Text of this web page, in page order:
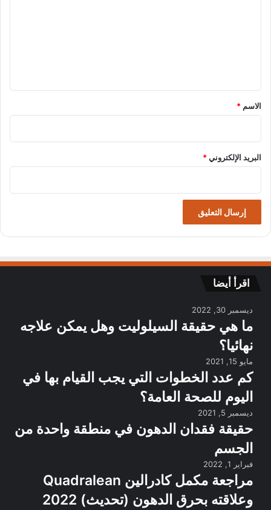
*
الاسم *
البريد الإلكتروني*
اقرأ أيضا
ديسمبر 30, 2022
ما هي حقيقة السيلوليت وهل يمكن علاجه
نهائيا؟
مايو 15, 2021
كم عدد الخطوات التي يجب القيام بها في
اليوم للصحة العامة؟
ديسمبر 5, 2021
حقيقة فقدان الدهون في منطقة واحدة من
الجسم
فبراير 1, 2022
مراجعة مكمل كادرالين Quadralean
وعلاقته بحرق الدهون (تحديث) 2022